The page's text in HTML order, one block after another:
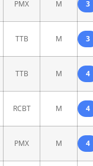
PMX M 3
TTB M 3
TTB M 4
RCBT M 4
PMX M 4